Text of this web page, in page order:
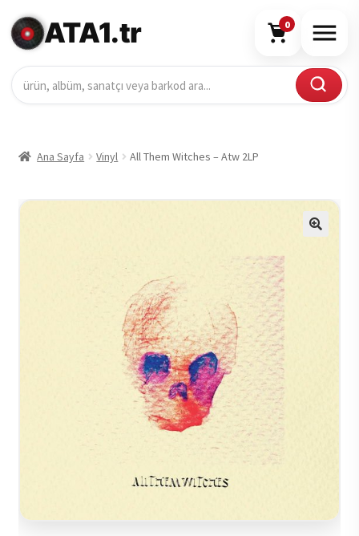
ATA1.tr 0
Ana Sayfa Vinyl All Them Witches – Atw 2LP